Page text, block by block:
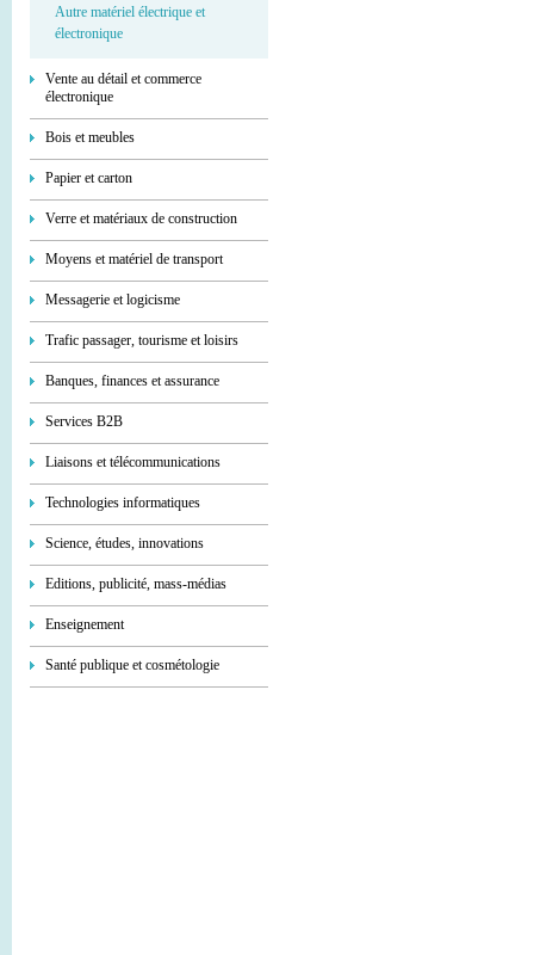
Autre matériel électrique et
électronique
Vente au détail et commerce
électronique
Bois et meubles
Papier et carton
Verre et matériaux de construction
Moyens et matériel de transport
Messagerie et logicisme
Trafic passager, tourisme et loisirs
Banques, finances et assurance
Services В2В
Liaisons et télécommunications
Technologies informatiques
Science, études, innovations
Editions, publicité, mass-médias
Enseignement
Santé publique et cosmétologie